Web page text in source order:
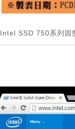
Intel SSD 750系列固